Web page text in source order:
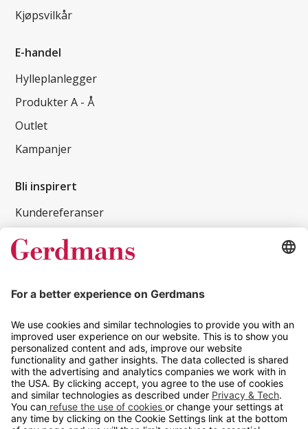
Kjøpsvilkår
E-handel
Hylleplanlegger
Produkter A - Å
Outlet
Kampanjer
Bli inspirert
Kundereferanser
Magasin
Tips og guider
Kontakt
info@gerdmans.no
67 80 56 20
Åpningstid
Hverdager 08:00-16:00